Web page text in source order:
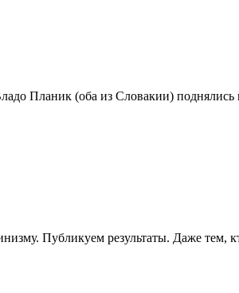
Планик (оба из Словакии)
Публикуем результаты. Даже тем,